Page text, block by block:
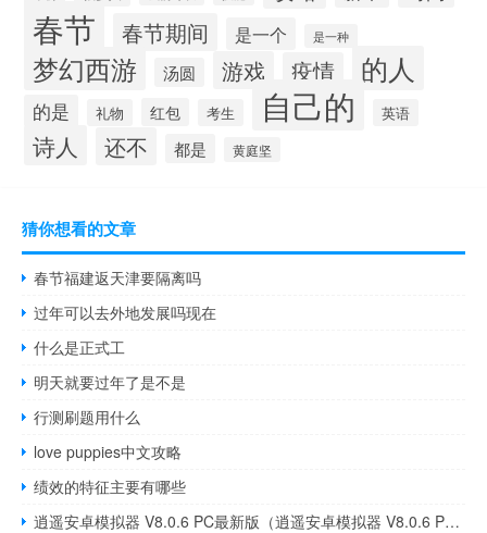
春节 春节期间 是一个 是一种
梦幻西游 汤圆 游戏 疫情 的人
的是 礼物 红包 考生 自己的 英语
诗人 还不 都是 黄庭坚
猜你想看的文章
春节福建返天津要隔离吗
过年可以去外地发展吗现在
什么是正式工
明天就要过年了是不是
行测刷题用什么
love puppies中文攻略
绩效的特征主要有哪些
逍遥安卓模拟器 V8.0.6 PC最新版（逍遥安卓模拟器 V8.0.6 PC最新版功能简介）